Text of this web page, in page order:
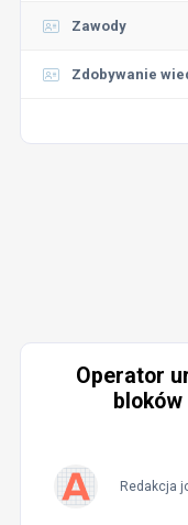
Zawody
Zdobywanie
Operator
Redakcja